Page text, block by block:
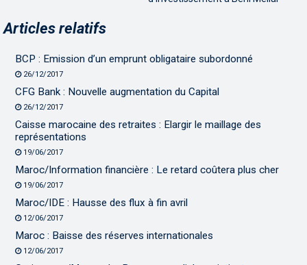
Articles relatifs
BCP : Emission d’un emprunt obligataire subordonné
26/12/2017
CFG Bank : Nouvelle augmentation du Capital
26/12/2017
Caisse marocaine des retraites : Elargir le maillage des
représentations
19/06/2017
Maroc/Information financière : Le retard coûtera plus cher
19/06/2017
Maroc/IDE : Hausse des flux à fin avril
12/06/2017
Maroc : Baisse des réserves internationales
12/06/2017